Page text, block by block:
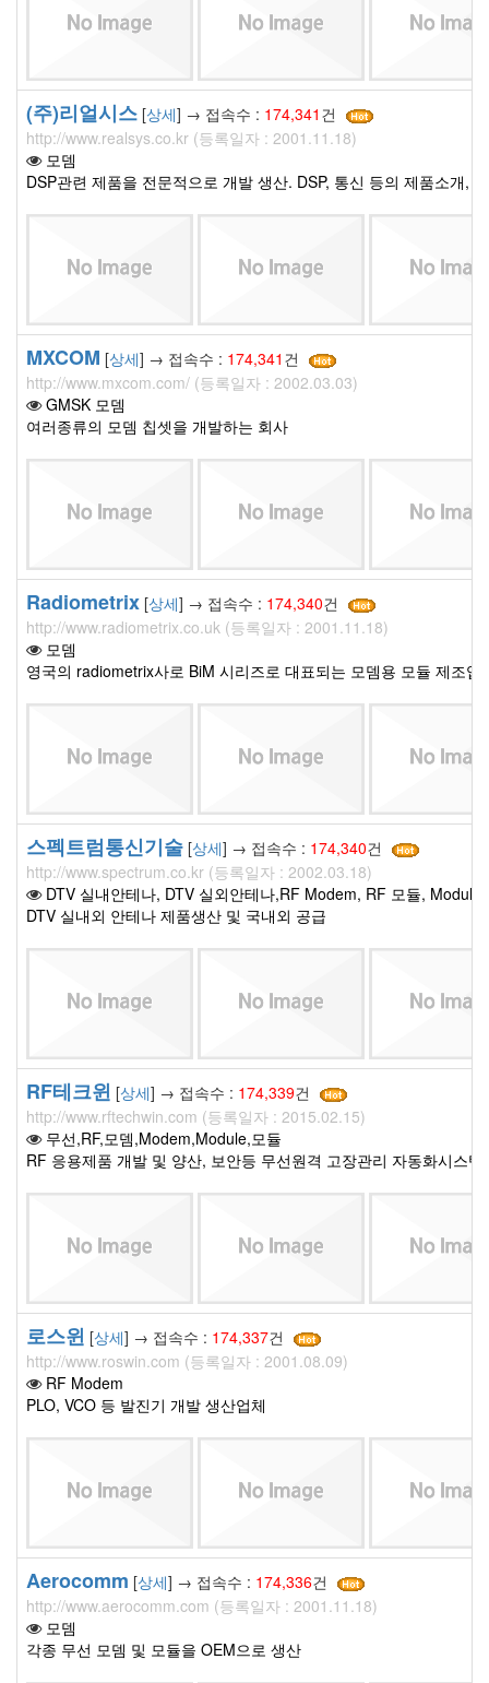
(주)리얼시스 [상세] → 접속수 : 174,341 건
http://www.realsys.co.kr (등록일자 : 2001.11.18)
모뎀
DSP관련 제품을 전문적으로 개발 생산. DSP, 통신 등의 제품소개,
MXCOM [상세] → 접속수 : 174,341 건
http://www.mxcom.com/ (등록일자 : 2002.03.03)
GMSK 모뎀
여러종류의 모뎀 칩셋을 개발하는 회사
Radiometrix [상세] → 접속수 : 174,340건
http://www.radiometrix.co.uk (등록일자 : 2001.11.18)
모뎀
영국의 radiometrix사로 BiM 시리즈로 대표되는 모뎀용 모듈 제조업
스펙트럼통신기술 [상세] → 접속수 : 174,340건
http://www.spectrum.co.kr (등록일자 : 2002.03.18)
DTV 실내안테나, DTV 실외안테나,RF Modem, RF 모듈,
DTV 실내외 안테나 제품생산 및 국내외 공급
RF테크윈 [상세] → 접속수 : 174,339건
http://www.rftechwin.com (등록일자 : 2015.02.15)
무선,RF,모뎀,Modem,Module,모듈
RF 응용제품 개발 및 양산, 보안등 무선원격 고장관리 자동화시스
로스윈 [상세] → 접속수 : 174,337건
http://www.roswin.com (등록일자 : 2001.08.09)
RF Modem
PLO, VCO 등 발진기 개발 생산업체
Aerocomm [상세] → 접속수 : 174,336건
http://www.aerocomm.com (등록일자 : 2001.11.18)
모뎀
각종 무선 모뎀 및 모듈을 OEM으로 생산